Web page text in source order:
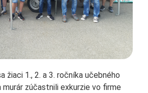
žiaci 1., 2. a 3. ročníka učebného
zúčastnili exkurzie vo firme